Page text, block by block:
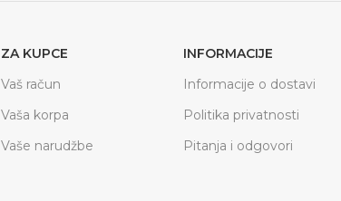
ZA KUPCE
Vaš račun
Vaša korpa
Vaše narudžbe
INFORMACIJE
Informacije o dostavi
Politika privatnosti
Pitanja i odgovori